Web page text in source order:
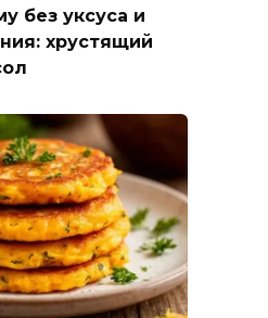
без уксуса и
хрустящий